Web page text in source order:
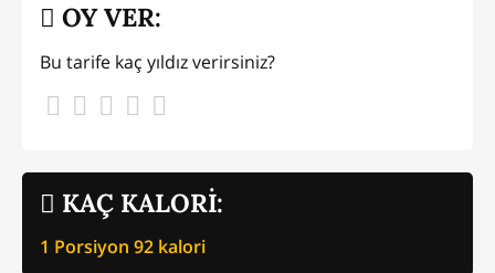
KAÇ KALORİ:
1 Porsiyon 92 kalori
OY VER:
Bu tarife kaç yıldız verirsiniz?